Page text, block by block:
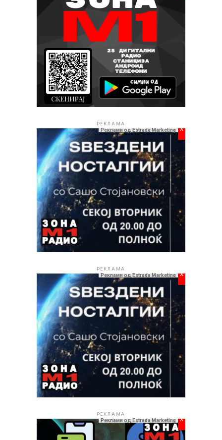
РЕКЛАМА
Реклами од Estrada Marketing x
РЕКЛАМА
Реклами од Estrada Marketing x
РЕКЛАМА
Реклами од Estrada Marketing x